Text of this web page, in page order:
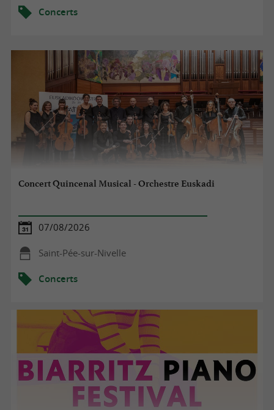
Concerts
Concert Quincenal Musical - Orchestre Euskadi
07/08/2026
Saint-Pée-sur-Nivelle
Concerts